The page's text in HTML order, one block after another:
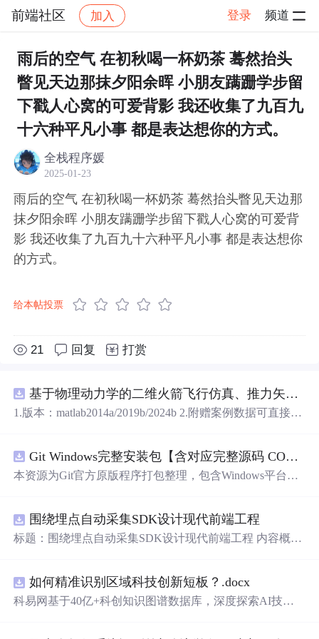
前端社区 加入 登录 频道
社区 前端社区 感慨 帖子详情
雨后的空气 在初秋喝一杯奶茶 蓦然抬头
瞥见天边那抹夕阳余晖 小朋友蹒跚学步留
下戳人心窝的可爱背影 我还收集了九百九
十六种平凡小事 都是表达想你的方式。
全栈程序媛
2025-01-23
雨后的空气 在初秋喝一杯奶茶 蓦然抬头瞥见天边那
抹夕阳余晖 小朋友蹒跚学步留下戳人心窝的可爱背
影 我还收集了九百九十六种平凡小事 都是表达想你
的方式。
给本帖投票
21 回复 打赏
基于物理动力学的二维火箭飞行仿真、推力矢量建模和闭环俯仰角控制，采用MATLABSimulink技术。.zip
1.版本：matlab2014a/2019b/2024b 2.附赠案例数据可直接运
工程、数学等专业的大学生课程设计、期末大作业和毕业
设计。
Git Windows完整安装包【含对应完整源码 COPYING协议 GPL‑v2】
本资源为Git官方原版程序打包整理，包含Windows平台Git
PL‑v2)。 Git为开源软件，官方原版可以免费获取。本资源
仅为整理归档，非本人原创作品。 分发遵从GPL‑v2许可要
用于版本控制。 使用场景：本地Git环境部署。
围绕埋点自动采集SDK设计现代前端工程
标题：围绕埋点自动采集SDK设计现代前端工程 内容概
实现重点。 https://m.qzgqxd.com/news/zuqiu/11900.html http
s://m.uniintell.com/index https://m.uniintell.com/live/zuqiu/ http
如何精准识别区域科技创新短板？.docx
科易网基于40亿+科创知识图谱数据库，深度探索AI技术